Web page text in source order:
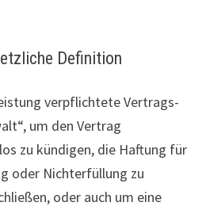
Definition
verpflichtete Ver­trags­
um den Vertrag
zu kündigen, die Haftung für
oder Nichterfüllung zu
oder auch um eine